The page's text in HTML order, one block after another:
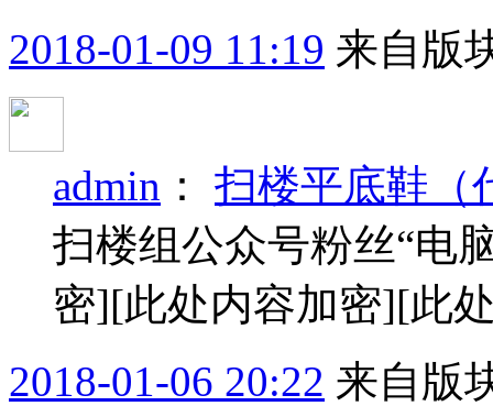
2018-01-09 11:19 来自版
admin ： 扫楼平底鞋（
扫楼组公众号粉丝“电
密][此处内容加密][此
2018-01-06 20:22 来自版